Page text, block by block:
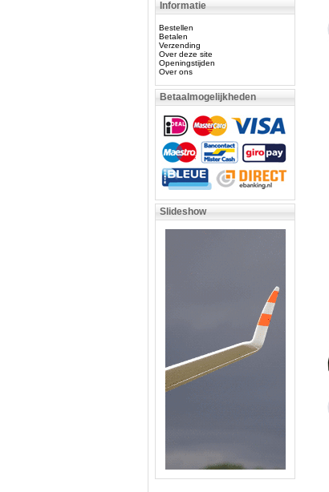
Informatie
Bestellen
Betalen
Verzending
Over deze site
Openingstijden
Over ons
Betaalmogelijkheden
Slideshow